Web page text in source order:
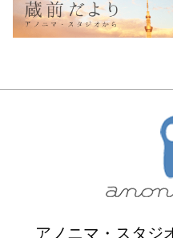
アノニマ・スタジ